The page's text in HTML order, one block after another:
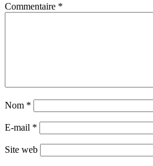
Commentaire *
Nom *
E-mail *
Site web